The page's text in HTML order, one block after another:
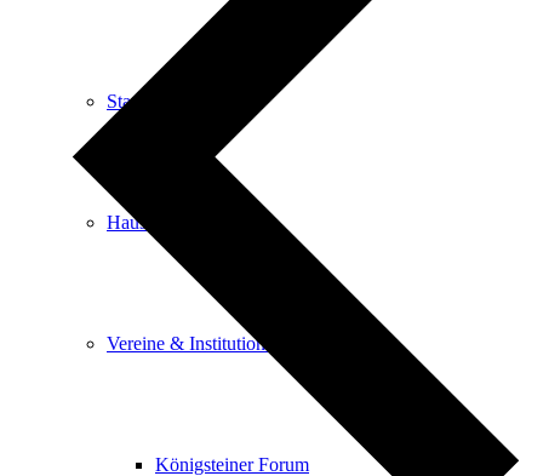
Stadtbibliothek
Haus der Begegnung
Vereine & Institutionen
Königsteiner Forum